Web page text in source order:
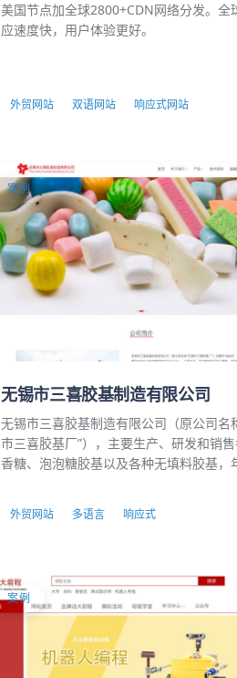
美国节点加全球2800+CDN网络分发。全
应速度快，用户体验更好。
外贸网站 双语网站 响应式网站
案例
无锡市三喜胶基制造有限公司
无锡市三喜胶基制造有限公司（原公司名
市三喜胶基厂”），主要生产、研发和销
香糖、泡泡糖胶基以及各种无填料胶基，
外贸网站 多语言 响应式
案例